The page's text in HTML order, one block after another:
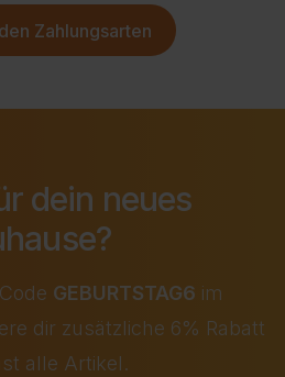
Zahlungsarten
dein neues
GEBURTSTAG6 im
dir zusätzliche 6% Rabatt
alle Artikel.